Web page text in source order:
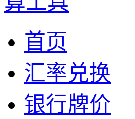
首页
汇率兑换
银行牌价